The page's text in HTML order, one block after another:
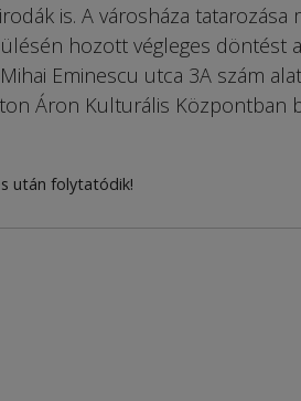
is. A városháza tatarozása
hozott végleges döntést
Eminescu utca 3A szám
Áron Kulturális Központban
után folytatódik!